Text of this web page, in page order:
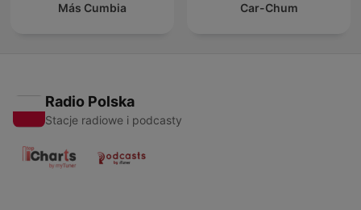
Más Cumbia Car-Chum
Radio Polska
Stacje radiowe i podcasty